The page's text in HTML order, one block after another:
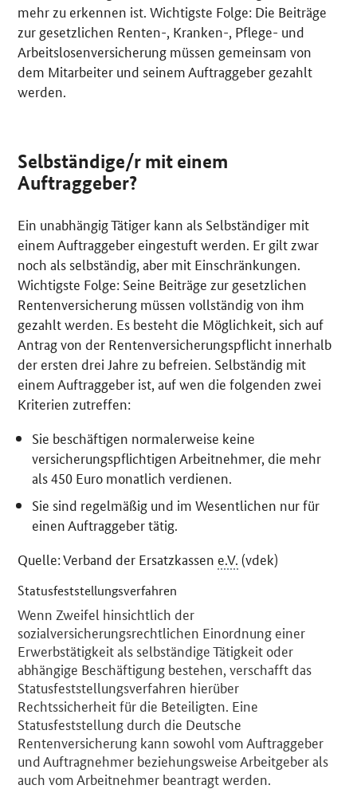
mehr zu erkennen ist. Wichtigste Folge: Die Beiträge
zur gesetzlichen Renten-, Kranken-, Pflege- und
Arbeitslosenversicherung müssen gemeinsam von
dem Mitarbeiter und seinem Auftraggeber gezahlt
werden.
Selbständige/r mit einem
Auftraggeber?
Ein unabhängig Tätiger kann als Selbständiger mit
einem Auftraggeber eingestuft werden. Er gilt zwar
noch als selbständig, aber mit Einschränkungen.
Wichtigste Folge: Seine Beiträge zur gesetzlichen
Rentenversicherung müssen vollständig von ihm
gezahlt werden. Es besteht die Möglichkeit, sich auf
Antrag von der Rentenversicherungspflicht innerhalb
der ersten drei Jahre zu befreien. Selbständig mit
einem Auftraggeber ist, auf wen die folgenden zwei
Kriterien zutreffen:
Sie beschäftigen normalerweise keine
versicherungspflichtigen Arbeitnehmer, die mehr
als 450 Euro monatlich verdienen.
Sie sind regelmäßig und im Wesentlichen nur für
einen Auftraggeber tätig.
Quelle: Verband der Ersatzkassen e.V. (vdek)
Statusfeststellungsverfahren
Wenn Zweifel hinsichtlich der
sozialversicherungsrechtlichen Einordnung einer
Erwerbstätigkeit als selbständige Tätigkeit oder
abhängige Beschäftigung bestehen, verschafft das
Statusfeststellungsverfahren hierüber
Rechtssicherheit für die Beteiligten. Eine
Statusfeststellung durch die Deutsche
Rentenversicherung kann sowohl vom Auftraggeber
und Auftragnehmer beziehungsweise Arbeitgeber als
auch vom Arbeitnehmer beantragt werden.